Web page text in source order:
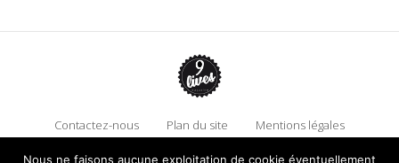
Contactez-nous Plan du site
Mentions légales
Adhérez à 9 Lives
Nous ne faisons aucune exploitation de cookie éventuellement